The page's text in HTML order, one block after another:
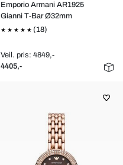
Emporio Armani AR1925
Gianni T-Bar Ø32mm
(18)
Veil. pris: 4849,-
4405,-